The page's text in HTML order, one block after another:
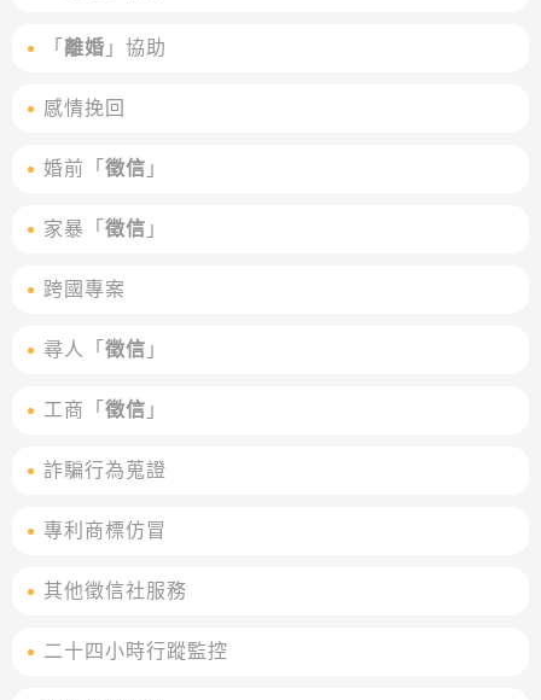
「 離婚 」協助
感情挽回
婚前「 徵信 」
家暴「 徵信 」
跨國專案
尋人「 徵信 」
工商「 徵信 」
詐騙行為蒐證
專利商標仿冒
其他徵信社服務
二十四小時行蹤監控